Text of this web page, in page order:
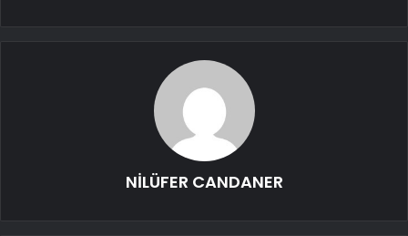
NİLÜFER CANDANER